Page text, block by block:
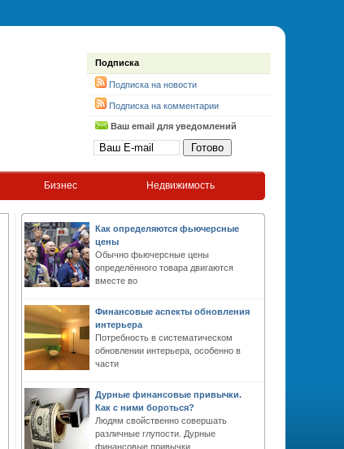
Подписка
Подписка на новости
Подписка на комментарии
Ваш email для уведомлений
Бизнес Недвижимость
Как определяются фьючерсные
цены
Обычно фьючерсные цены
определённого товара двигаются
вместе во
Финансовые аспекты обновления
интерьера
Потребность в систематическом
обновлении интерьера, особенно в
части
Дурные финансовые привычки.
Как с ними бороться?
Людям свойственно совершать
различные глупости. Дурные
финансовые привычки